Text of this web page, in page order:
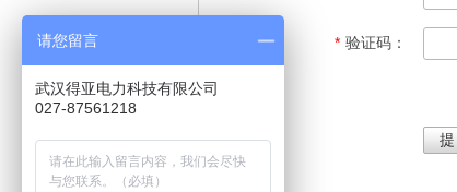
* 验证码：
请您留言
武汉得亚电力科技有限公司
027-87561218